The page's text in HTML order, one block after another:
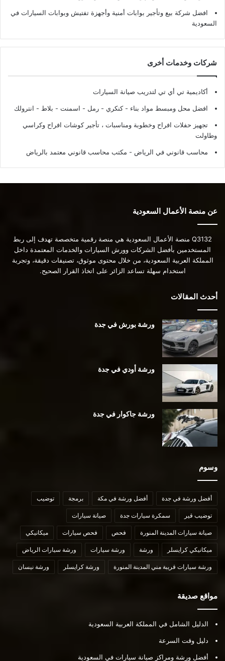
افضل شركة بيع وتأجير بوابات أمنية وأجهزة تفتيش وبوابات السيارات في
السعودية
شركات وخدمات أخرى
أكاديمية تي أي تي لتدريب صيانة السيارات
افضل محل ومبسط مواد بناء - كنكري - رمل - اسمنت - بلاط - انترولك
تجهيز حفلات افراح وخطوبة ومناسبات ، تأجير كوشات افراح وكراسي
وطاولت
محاسب قانوني في الرياض - مكتب محاسب قانوني معتمد بالرياض
عن منصة الأعمال السعودية
Q3132 منصة الأعمال السعودية هي منصة رقمية متخصصة تهدف إلى ربط
المستخدمين بأفضل الشركات وورش السيارات والخدمات المعتمدة داخل
المملكة العربية السعودية، من خلال محتوى موثوق، تصنيفات دقيقة، وتجربة
استخدام سهلة تساعد الزائر على اتخاذ القرار الصحيح.
أحدث المقالات
ورشة بورش في جدة
ورشة أودي في جدة
ورشة جاكوار في جدة
وسوم
أفضل ورشة في جدة أفضل ورشة في مكة برمجة توضيب
توضيب قير سمكرة سيارات جدة صيانة سيارات
صيانة سيارات المدينة المنورة فحص فحص سيارات ميكانيكي
ميكانيكي كرايسلر ورشة ورشة سيارات ورشة سيارات الرياض
ورشة سيارات قريبة مني المدينة المنورة ورشة كرايسلر ورشة نيسان
مواقع صديقة
الدليل الشامل في المملكة العربية السعودية
دليل وقت السرعة
أفضل ورشة ومراكز صيانة سيارات في السعودية